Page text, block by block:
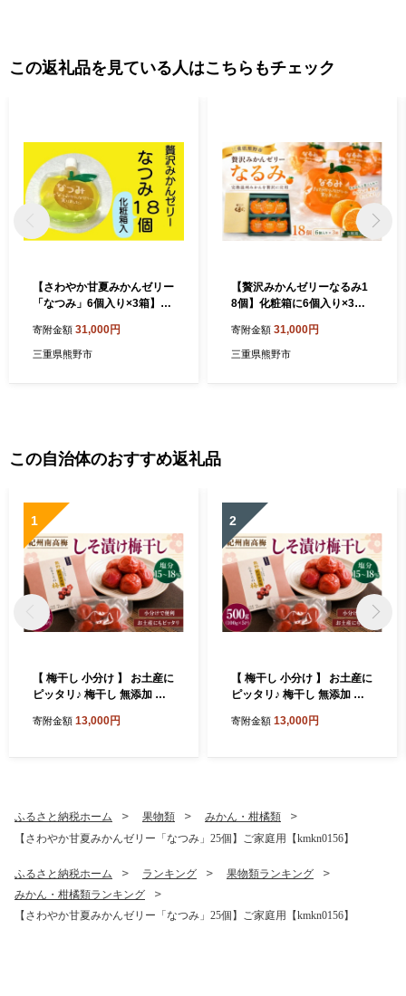
この返礼品を見ている人はこちらもチェック
【さわやか甘夏みかんゼリー
「なつみ」6個入り×3箱】化
寄附金額 31,000円
三重県熊野市
【贅沢みかんゼリーなるみ1
8個】化粧箱に6個入り×3
寄附金額 31,000円
三重県熊野市
この自治体のおすすめ返礼品
1
【 梅干し 小分け 】 お土産に
ピッタリ♪ 梅干し 無添加 南
のすっぱい しそ漬け梅干し 5
干し 健康食品 南高梅干し 三
重県 熊野市【frsn0031A】
寄附金額 13,000円
2
【 梅干し 小分け 】 お土産に
ピッタリ♪ 梅干し 無添加 南
のすっぱい しそ漬け梅干し 5
干し 健康食品 南高梅干し 三
重県 熊野市【frsn0031A】
寄附金額 13,000円
ふるさと納税ホーム 果物類
みかん・柑橘類
【さわやか甘夏みかんゼリー「なつみ」25個】ご家庭用【kmkn0156】
ふるさと納税ホーム ランキング
果物類ランキング
みかん・柑橘類ランキング
【さわやか甘夏みかんゼリー「なつみ」25個】ご家庭用【kmkn0156】